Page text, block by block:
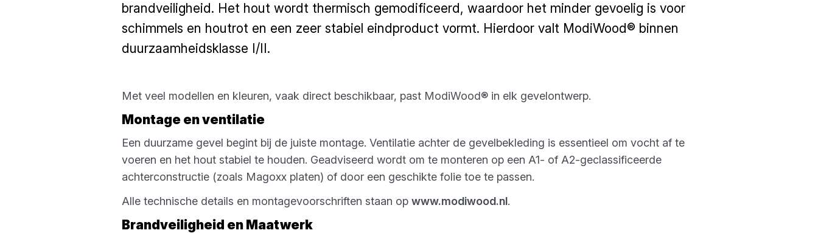
brandveiligheid. Het hout wordt thermisch gemodificeerd, waardoor het minder gevoelig is voor
schimmels en houtrot en een zeer stabiel eindproduct vormt. Hierdoor valt ModiWood® binnen
duurzaamheidsklasse I/II.
Met veel modellen en kleuren, vaak direct beschikbaar, past ModiWood® in elk gevelontwerp.
Montage en ventilatie
Een duurzame gevel begint bij de juiste montage. Ventilatie achter de gevelbekleding is essentieel om vocht af te
voeren en het hout stabiel te houden. Geadviseerd wordt om te monteren op een A1- of A2-geclassificeerde
achterconstructie (zoals Magoxx platen) of door een geschikte folie toe te passen.
Alle technische details en montagevoorschriften staan op www.modiwood.nl.
Brandveiligheid en Maatwerk